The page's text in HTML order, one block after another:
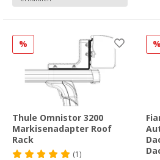
%
Thule Omnistor 3200
Markisenadapter Roof
Rack
(1)
%